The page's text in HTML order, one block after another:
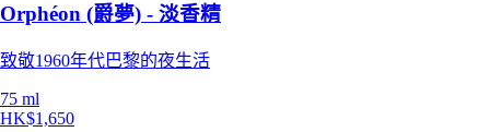
Orphéon (爵夢) - 淡香精
致敬1960年代巴黎的夜生活
75 ml
HK$1,650